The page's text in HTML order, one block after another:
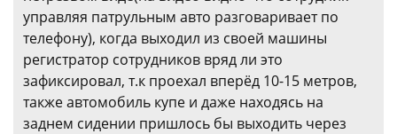
управляя патрульным авто разговаривает по
телефону), когда выходил из своей машины
регистратор сотрудников вряд ли это
зафиксировал, т.к проехал вперёд 10-15 метров,
также автомобиль купе и даже находясь на
заднем сидении пришлось бы выходить через